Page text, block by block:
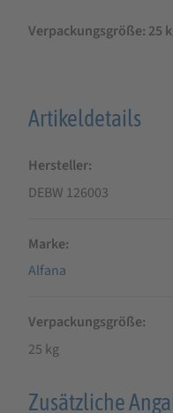
Verpackungsgröße: 25
Artikeldetails
Hersteller
DEBW 126003
Marke
Alfana
Verpackungsgröße
25 kg
Zusätzliche